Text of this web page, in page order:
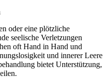
oder eine plötzliche
seelische Verletzungen
oft Hand in Hand und
und innerer Leere
bietet Unterstützung,